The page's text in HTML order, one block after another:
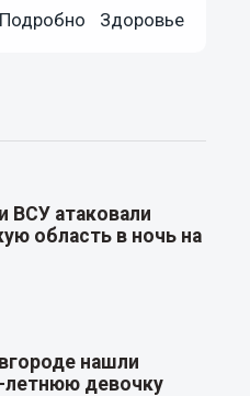
Подробно Здоровье
ВСУ атаковали
область в ночь на
нашли
девочку